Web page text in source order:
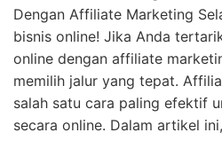
Dengan Affiliate Marketing
bisnis online! Jika Anda
online dengan affiliate
memilih jalur yang tepat.
salah satu cara paling efektif
secara online. Dalam artikel